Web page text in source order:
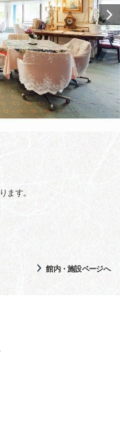
ます。
館内・施設ページへ